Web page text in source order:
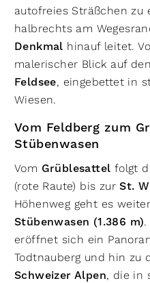
autofreies Sträßchen zu
halbrechts am
Denkmal hinauf leitet.
malerischer Blick auf
Feldsee, eingebettet in
Wiesen.
Vom Feldberg zum
Stübenwasen
Vom Grüblesattel folgt
(rote Raute) bis zur St.
Höhenweg geht es
Stübenwasen (1.386 m).
eröffnet sich ein
Todtnauberg und hin zu
Schweizer Alpen, die in